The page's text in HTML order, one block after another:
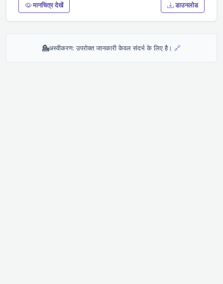
मानचित्र देखें डाउनलोड
💁अस्वीकरण: उपरोक्त जानकारी केवल संदर्भ के लिए है। 🔗